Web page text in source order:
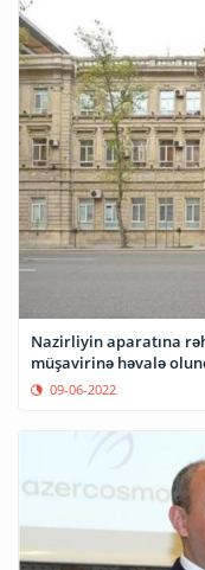
Nazirliyin aparatına
müşavirinə həvalə
09-06-2022